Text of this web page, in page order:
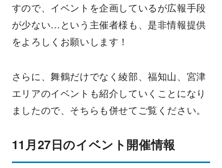
すので、イベントを企画しているが広報手段
が少ない…という主催者様も、是非情報提供
をよろしくお願いします！
さらに、舞鶴だけでなく綾部、福知山、宮津
エリアのイベントも紹介していくことになり
ましたので、そちらも併せてご覧ください。
11月27日のイベント開催情報